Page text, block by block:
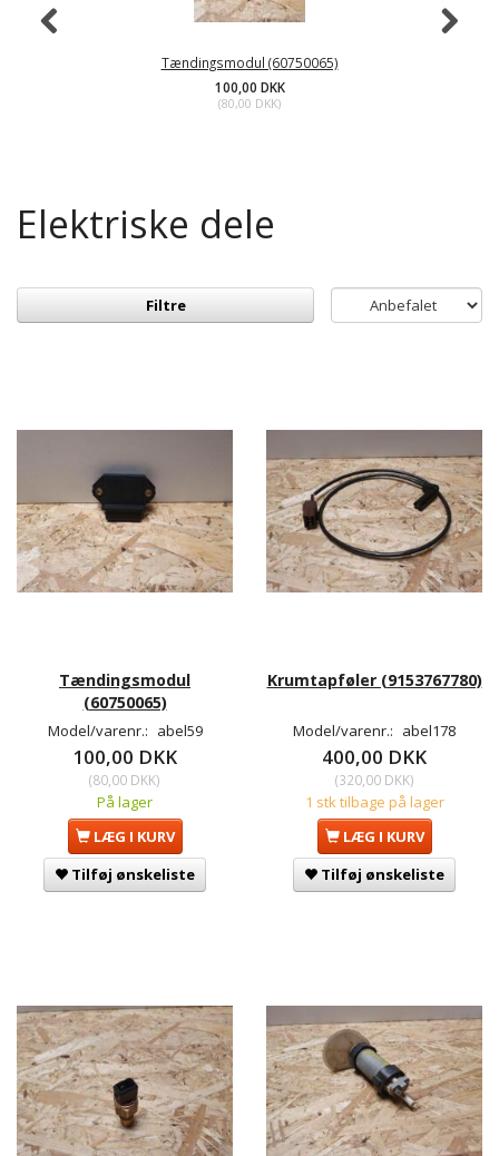
Tændingsmodul (60750065)
100,00 DKK
(80,00 DKK)
Elektriske dele
Filtre
Tændingsmodul
(60750065)
Model/varenr.: abel59
100,00 DKK
(80,00 DKK)
På lager
LÆG I KURV
Tilføj ønskeliste
Krumtapføler (9153767780)
Model/varenr.: abel178
400,00 DKK
(320,00 DKK)
1 stk tilbage på lager
LÆG I KURV
Tilføj ønskeliste